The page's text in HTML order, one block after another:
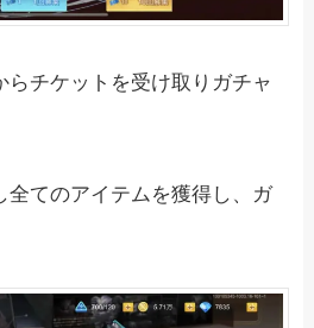
らチケットを受け取りガチャ
全てのアイテムを獲得し、ガ